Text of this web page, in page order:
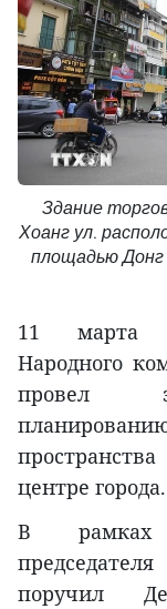
Здание
Хоанг ул.
площадью Донг
11 марта
Народного
провел
центре города.
В рамках
поручил